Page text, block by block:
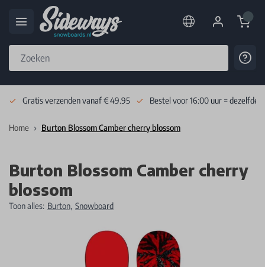
Cart
Gratis verzenden vanaf € 49.95 Bestel voor 16:00 uur = dezelfde
Home Burton Blossom Camber cherry blossom
Burton Blossom Camber cherry
blossom
Toon alles: Burton, Snowboard